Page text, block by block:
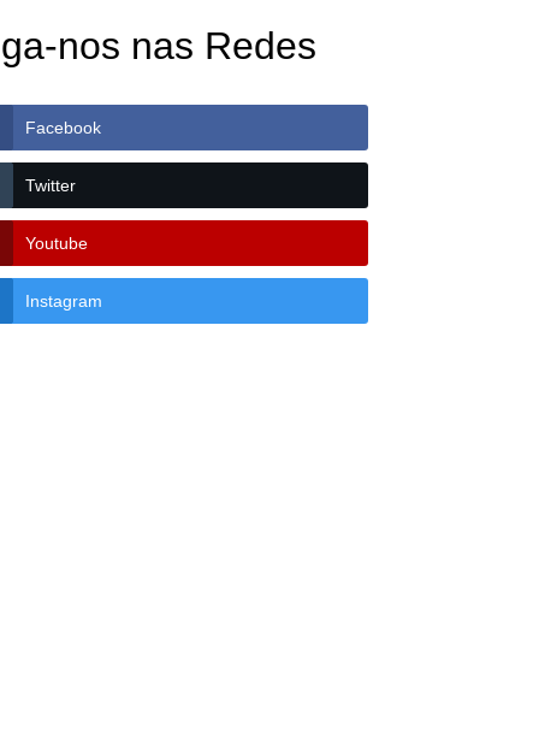
nos nas Redes
Facebook
Twitter
Youtube
Instagram